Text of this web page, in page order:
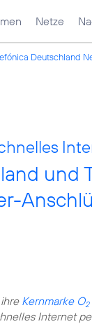
Netze
Deutschland
und
Kernmarke O2
Internet